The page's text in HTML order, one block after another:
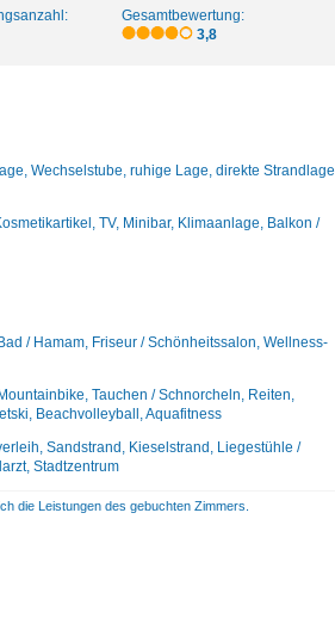
Gesamtbewertung:
3,8
Wechselstube, ruhige Lage, direkte Strandlage,
TV, Minibar, Klimaanlage, Balkon /
/ Hamam, Friseur / Schönheitssalon, Wellness-
Tauchen / Schnorcheln, Reiten,
Beachvolleyball, Aquafitness
Sandstrand, Kieselstrand, Liegestühle /
Stadtzentrum
die Leistungen des gebuchten Zimmers.